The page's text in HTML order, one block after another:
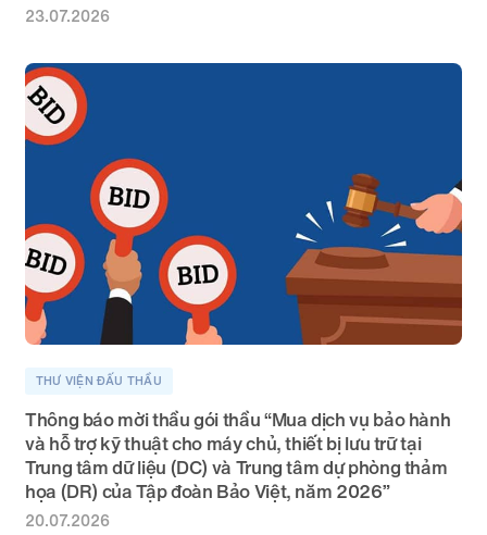
23.07.2026
THƯ VIỆN ĐẤU THẦU
Thông báo mời thầu gói thầu “Mua dịch vụ bảo hành
và hỗ trợ kỹ thuật cho máy chủ, thiết bị lưu trữ tại
Trung tâm dữ liệu (DC) và Trung tâm dự phòng thảm
họa (DR) của Tập đoàn Bảo Việt, năm 2026”
20.07.2026